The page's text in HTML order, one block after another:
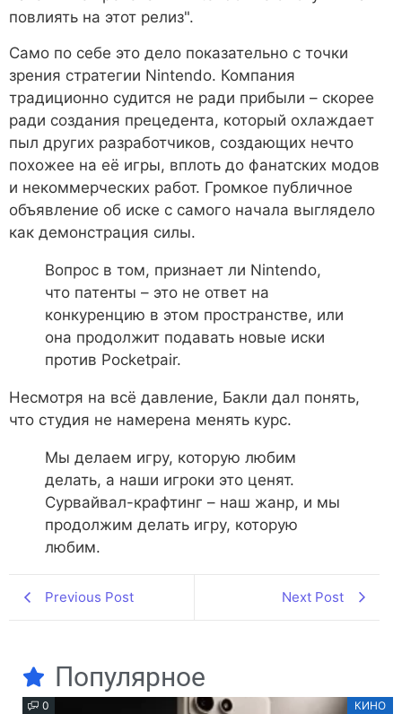
повлиять на этот релиз".
Само по себе это дело показательно с точки
зрения стратегии Nintendo. Компания
традиционно судится не ради прибыли – скорее
ради создания прецедента, который охлаждает
пыл других разработчиков, создающих нечто
похожее на её игры, вплоть до фанатских модов
и некоммерческих работ. Громкое публичное
объявление об иске с самого начала выглядело
как демонстрация силы.
Вопрос в том, признает ли Nintendo,
что патенты – это не ответ на
конкуренцию в этом пространстве, или
она продолжит подавать новые иски
против Pocketpair.
Несмотря на всё давление, Бакли дал понять,
что студия не намерена менять курс.
Мы делаем игру, которую любим
делать, а наши игроки это ценят.
Сурвайвал-крафтинг – наш жанр, и мы
продолжим делать игру, которую
любим.
Previous Post Next Post
Популярное
0 КИНО